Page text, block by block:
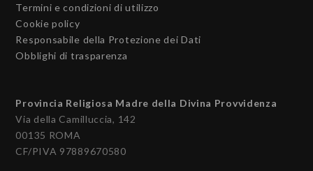
Termini e condizioni di utilizzo
Cookie policy
Responsabile della Protezione dei Dati
Obblighi di trasparenza
Provincia Religiosa Madre della Divina Provvidenza
Via della Camilluccia, 142
00135 ROMA
CF/PIVA 97889670580